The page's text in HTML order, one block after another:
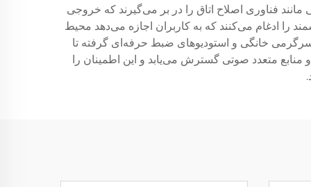
فناوری اصلاح اتاق را در بر می‌گیرند که خروجی
ادغام می‌کنند که به کاربران اجازه می‌دهد محیط
سرگرمی خانگی و استودیوهای ضبط حرفه‌ای گرفته تا
متعدد صوتی گسترش می‌یابد و این اطمینان را